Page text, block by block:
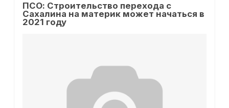
ПСО: Строительство перехода с
Сахалина на материк может начаться в
2021 году